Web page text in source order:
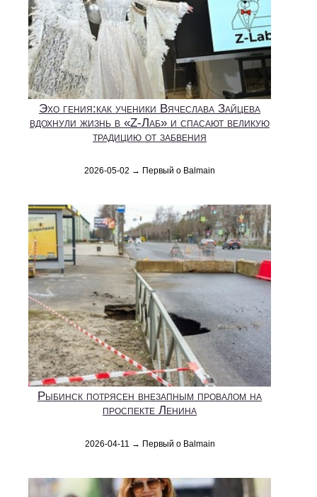
Эхо гения:как ученики Вячеслава Зайцева
вдохнули жизнь в «Z-Лаб» и спасают великую
традицию от забвения
2026-05-02 → Первый о Balmain
Рыбинск потрясен внезапным провалом на
проспекте Ленина
2026-04-11 → Первый о Balmain